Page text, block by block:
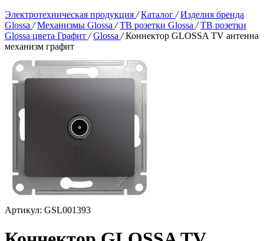
Электротехническая продукция / Каталог / Изделия бренда
Glossa / Механизмы Glossa / ТВ розетки Glossa / ТВ розетки
Glossa цвета Графит / Glossa / Коннектор GLOSSA TV антенна
механизм графит
Артикул: GSL001393